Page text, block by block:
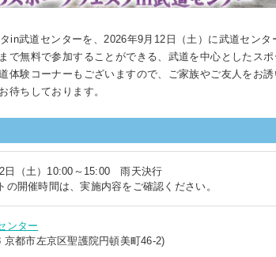
in武道センターを、2026年9月12日（土）に武道センタ
で無料で参加することができる、武道を中心としたスポ
体験コーナーもございますので、ご家族やご友人をお
待ちしております。
日（土）10:00～15:00 雨天決行
の開催時間は、実施内容をご確認ください。
ンター
京都市左京区聖護院円頓美町46-2)